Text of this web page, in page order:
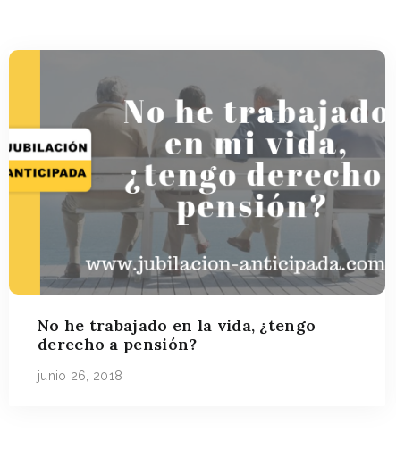
No he trabajado en la vida, ¿tengo
derecho a pensión?
junio 26, 2018